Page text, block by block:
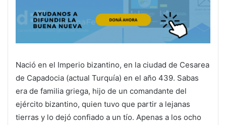
Nació en el Imperio bizantino, en la ciudad de Cesarea
de Capadocia (actual Turquía) en el año 439. Sabas
era de familia griega, hijo de un comandante del
ejército bizantino, quien tuvo que partir a lejanas
tierras y lo dejó confiado a un tío. Apenas a los ocho